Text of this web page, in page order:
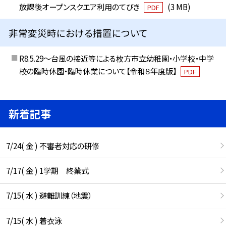
放課後オープンスクエア利用のてびき
PDF (3 MB)
非常変災時における措置について
R8.5.29～台風の接近等による枚方市立幼稚園・小学校・中学
校の臨時休園・臨時休業について【令和８年度版】
PDF
新着記事
7/24( 金 ) 不審者対応の研修
7/17( 金 ) 1学期 終業式
7/15( 水 ) 避難訓練（地震）
7/15( 水 ) 着衣泳